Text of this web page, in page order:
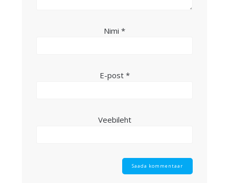
Nimi *
E-post *
Veebileht